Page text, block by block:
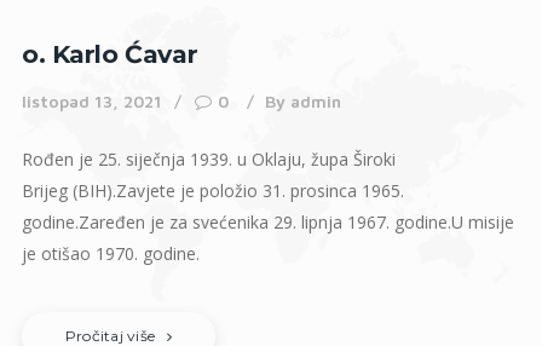
o. Karlo Ćavar
listopad 13, 2021 0 By admin
Rođen je 25. siječnja 1939. u Oklaju, župa Široki
Brijeg (BIH).Zavjete je položio 31. prosinca 1965.
godine.Zaređen je za svećenika 29. lipnja 1967. godine.U misije
je otišao 1970. godine.
Pročitaj više